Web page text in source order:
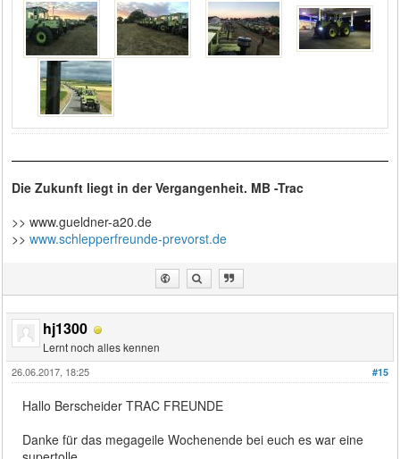
Die Zukunft liegt in der Vergangenheit. MB -Trac
>> www.gueldner-a20.de
>>www.schlepperfreunde-prevorst.de
hj1300
Lernt noch alles kennen
#15
26.06.2017, 18:25
Hallo Berscheider TRAC FREUNDE
Danke für das megageile Wochenende bei euch es war eine